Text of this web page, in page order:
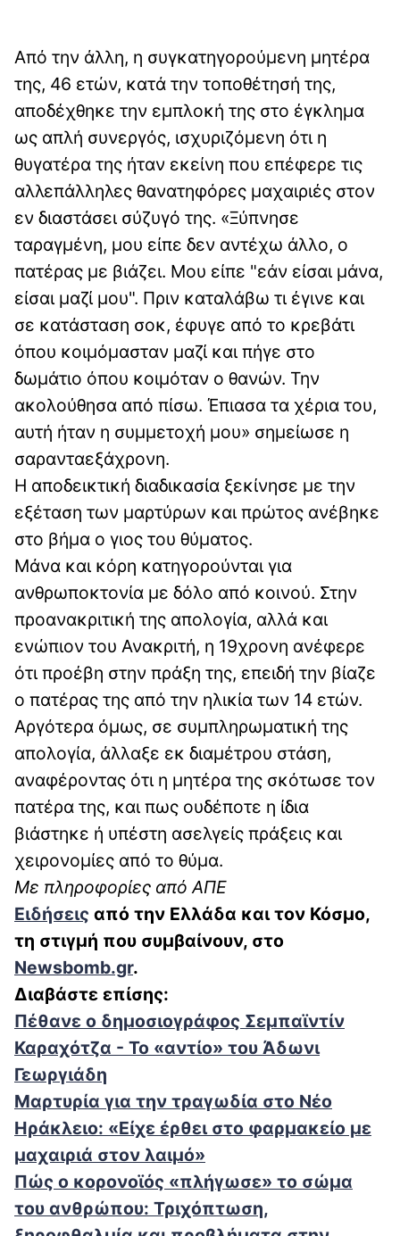
Από την άλλη, η συγκατηγορούμενη μητέρα
της, 46 ετών, κατά την τοποθέτησή της,
αποδέχθηκε την εμπλοκή της στο έγκλημα
ως απλή συνεργός, ισχυριζόμενη ότι η
θυγατέρα της ήταν εκείνη που επέφερε τις
αλλεπάλληλες θανατηφόρες μαχαιριές στον
εν διαστάσει σύζυγό της. «Ξύπνησε
ταραγμένη, μου είπε δεν αντέχω άλλο, ο
πατέρας με βιάζει. Μου είπε "εάν είσαι μάνα,
είσαι μαζί μου". Πριν καταλάβω τι έγινε και
σε κατάσταση σοκ, έφυγε από το κρεβάτι
όπου κοιμόμασταν μαζί και πήγε στο
δωμάτιο όπου κοιμόταν ο θανών. Την
ακολούθησα από πίσω. Έπιασα τα χέρια του,
αυτή ήταν η συμμετοχή μου» σημείωσε η
σαρανταεξάχρονη.
Η αποδεικτική διαδικασία ξεκίνησε με την
εξέταση των μαρτύρων και πρώτος ανέβηκε
στο βήμα ο γιος του θύματος.
Μάνα και κόρη κατηγορούνται για
ανθρωποκτονία με δόλο από κοινού. Στην
προανακριτική της απολογία, αλλά και
ενώπιον του Ανακριτή, η 19χρονη ανέφερε
ότι προέβη στην πράξη της, επειδή την βίαζε
ο πατέρας της από την ηλικία των 14 ετών.
Αργότερα όμως, σε συμπληρωματική της
απολογία, άλλαξε εκ διαμέτρου στάση,
αναφέροντας ότι η μητέρα της σκότωσε τον
πατέρα της, και πως ουδέποτε η ίδια
βιάστηκε ή υπέστη ασελγείς πράξεις και
χειρονομίες από το θύμα.
Με πληροφορίες από ΑΠΕ
Ειδήσεις από την Ελλάδα και τον Κόσμο,
τη στιγμή που συμβαίνουν, στο
Newsbomb.gr.
Διαβάστε επίσης:
Πέθανε ο δημοσιογράφος Σεμπαϊντίν
Καραχότζα - Το «αντίο» του Άδωνι
Γεωργιάδη
Μαρτυρία για την τραγωδία στο Νέο
Ηράκλειο: «Είχε έρθει στο φαρμακείο με
μαχαιριά στον λαιμό»
Πώς ο κορονοϊός «πλήγωσε» το σώμα
του ανθρώπου: Τριχόπτωση,